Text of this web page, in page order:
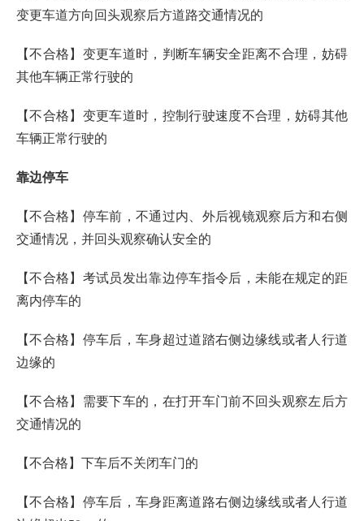
变更车道方向回头观察后方道路交通情况的
【不合格】变更车道时，判断车辆安全距离不合理，妨碍
其他车辆正常行驶的
【不合格】变更车道时，控制行驶速度不合理，妨碍其他
车辆正常行驶的
靠边停车
【不合格】停车前，不通过内、外后视镜观察后方和右侧
交通情况，并回头观察确认安全的
【不合格】考试员发出靠边停车指令后，未能在规定的距
离内停车的
【不合格】停车后，车身超过道踏右侧边缘线或者人行道
边缘的
【不合格】需要下车的，在打开车门前不回头观察左后方
交通情况的
【不合格】下车后不关闭车门的
【不合格】停车后，车身距离道路右侧边缘线或者人行道